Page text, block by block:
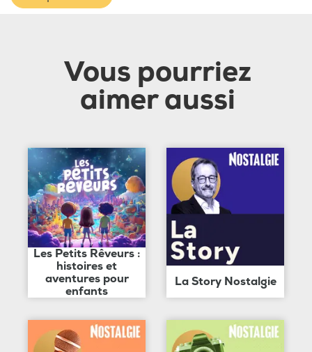
Vous pourriez
aimer aussi
Les Petits Rêveurs :
histoires et
aventures pour
enfants
La Story Nostalgie